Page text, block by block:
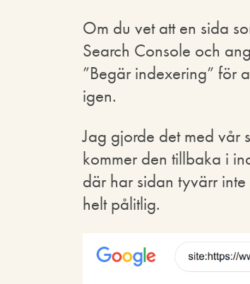
Om du vet att en sida
Search Console och
”Begär indexering” för
igen.
Jag gjorde det med vår
kommer den tillbaka i
där har sidan tyvärr
helt pålitlig.